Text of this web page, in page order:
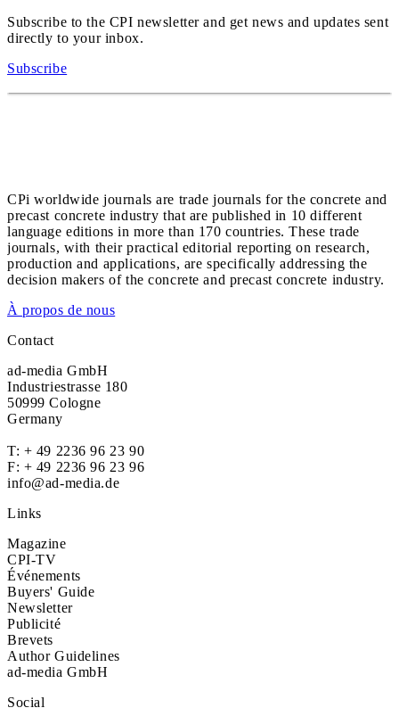
Subscribe to the CPI newsletter and get news and updates sent
directly to your inbox.
Subscribe
CPi worldwide journals are trade journals for the concrete and
precast concrete industry that are published in 10 different
language editions in more than 170 countries. These trade
journals, with their practical editorial reporting on research,
production and applications, are specifically addressing the
decision makers of the concrete and precast concrete industry.
À propos de nous
Contact
ad-media GmbH
Industriestrasse 180
50999 Cologne
Germany
T: + 49 2236 96 23 90
F: + 49 2236 96 23 96
info@ad-media.de
Links
Magazine
CPI-TV
Événements
Buyers' Guide
Newsletter
Publicité
Brevets
Author Guidelines
ad-media GmbH
Social